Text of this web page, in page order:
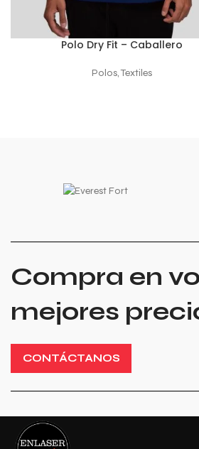
SELECCIONAR OPCIONES
Polo Dry Fit – Caballero
Polos,Textiles
Compra en
mejores
CONTÁCTANOS